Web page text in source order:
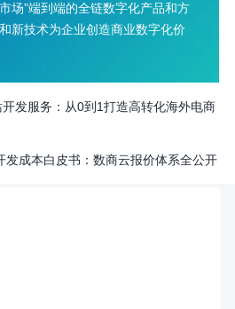
”端到端的全链数字化产品和方
新技术为企业创造商业数字化价
发服务：从0到1打造高转化海外电商
发成本白皮书：数商云报价体系全公开